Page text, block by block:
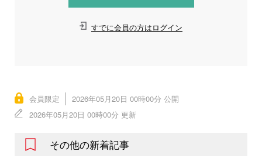
すでに会員の方はログイン
会員限定
2026年05月20日 00時00分 公開
2026年05月20日 00時00分 更新
その他の新着記事